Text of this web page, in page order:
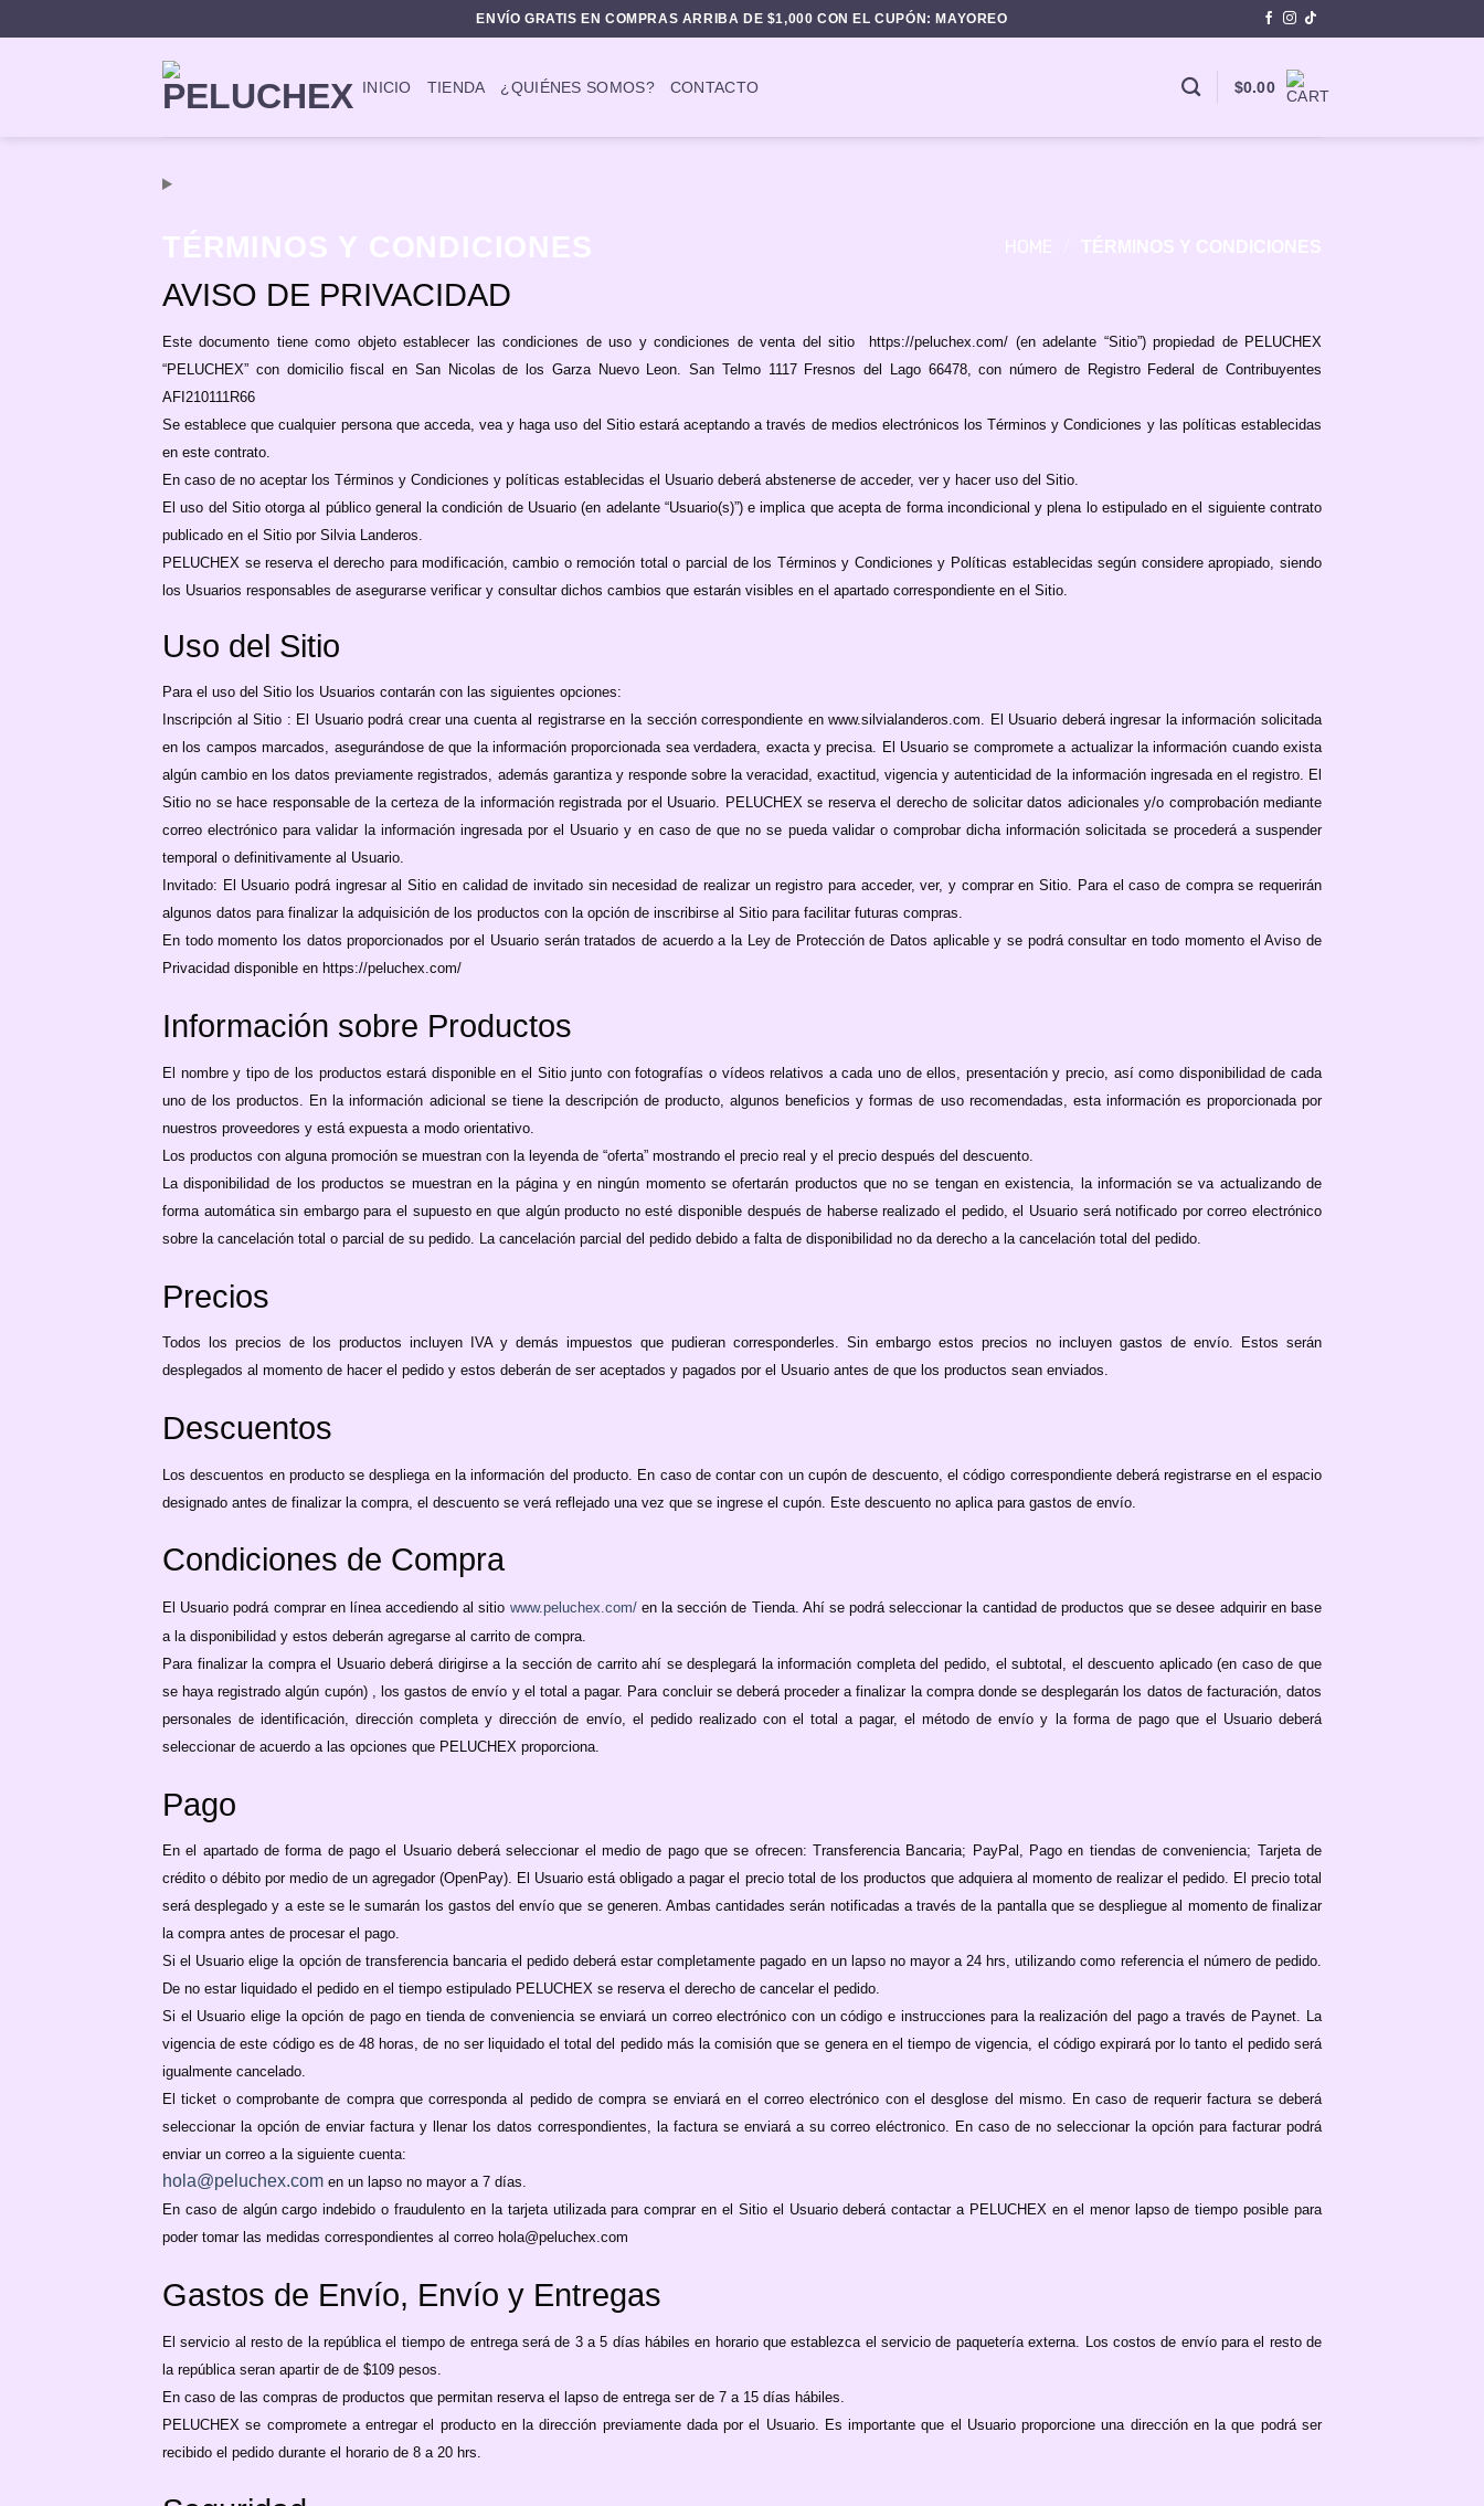
to
ENVÍO GRATIS EN COMPRAS ARRIBA DE $1,000 CON EL CUPÓN: MAYOREO
INICIO TIENDA ¿QUIÉNES SOMOS? CONTACTO $0.00
TÉRMINOS Y CONDICIONES HOME TÉRMINOS Y CONDICIONES
AVISO DE PRIVACIDAD
Este documento tiene como objeto establecer las condiciones de uso y condiciones de venta del sitio https://peluchex.com/ (en adelante “Sitio”) propiedad de PELUCHEX
“PELUCHEX” con domicilio fiscal en San Nicolas de los Garza Nuevo Leon. San Telmo 1117 Fresnos del Lago 66478, con número de Registro Federal de Contribuyentes
AFI210111R66
Se establece que cualquier persona que acceda, vea y haga uso del Sitio estará aceptando a través de medios electrónicos los Términos y Condiciones y las políticas establecidas
en este contrato.
En caso de no aceptar los Términos y Condiciones y políticas establecidas el Usuario deberá abstenerse de acceder, ver y hacer uso del Sitio.
El uso del Sitio otorga al público general la condición de Usuario (en adelante “Usuario(s)”) e implica que acepta de forma incondicional y plena lo estipulado en el siguiente contrato
publicado en el Sitio por Silvia Landeros.
PELUCHEX se reserva el derecho para modificación, cambio o remoción total o parcial de los Términos y Condiciones y Políticas establecidas según considere apropiado, siendo
los Usuarios responsables de asegurarse verificar y consultar dichos cambios que estarán visibles en el apartado correspondiente en el Sitio.
Uso del Sitio
Para el uso del Sitio los Usuarios contarán con las siguientes opciones:
Inscripción al Sitio : El Usuario podrá crear una cuenta al registrarse en la sección correspondiente en www.silvialanderos.com. El Usuario deberá ingresar la información solicitada
en los campos marcados, asegurándose de que la información proporcionada sea verdadera, exacta y precisa. El Usuario se compromete a actualizar la información cuando exista
algún cambio en los datos previamente registrados, además garantiza y responde sobre la veracidad, exactitud, vigencia y autenticidad de la información ingresada en el registro. El
Sitio no se hace responsable de la certeza de la información registrada por el Usuario. PELUCHEX se reserva el derecho de solicitar datos adicionales y/o comprobación mediante
correo electrónico para validar la información ingresada por el Usuario y en caso de que no se pueda validar o comprobar dicha información solicitada se procederá a suspender
temporal o definitivamente al Usuario.
Invitado: El Usuario podrá ingresar al Sitio en calidad de invitado sin necesidad de realizar un registro para acceder, ver, y comprar en Sitio. Para el caso de compra se requerirán
algunos datos para finalizar la adquisición de los productos con la opción de inscribirse al Sitio para facilitar futuras compras.
En todo momento los datos proporcionados por el Usuario serán tratados de acuerdo a la Ley de Protección de Datos aplicable y se podrá consultar en todo momento el Aviso de
Privacidad disponible en https://peluchex.com/
Información sobre Productos
El nombre y tipo de los productos estará disponible en el Sitio junto con fotografías o vídeos relativos a cada uno de ellos, presentación y precio, así como disponibilidad de cada
uno de los productos. En la información adicional se tiene la descripción de producto, algunos beneficios y formas de uso recomendadas, esta información es proporcionada por
nuestros proveedores y está expuesta a modo orientativo.
Los productos con alguna promoción se muestran con la leyenda de “oferta” mostrando el precio real y el precio después del descuento.
La disponibilidad de los productos se muestran en la página y en ningún momento se ofertarán productos que no se tengan en existencia, la información se va actualizando de
forma automática sin embargo para el supuesto en que algún producto no esté disponible después de haberse realizado el pedido, el Usuario será notificado por correo electrónico
sobre la cancelación total o parcial de su pedido. La cancelación parcial del pedido debido a falta de disponibilidad no da derecho a la cancelación total del pedido.
Precios
Todos los precios de los productos incluyen IVA y demás impuestos que pudieran corresponderles. Sin embargo estos precios no incluyen gastos de envío. Estos serán
desplegados al momento de hacer el pedido y estos deberán de ser aceptados y pagados por el Usuario antes de que los productos sean enviados.
Descuentos
Los descuentos en producto se despliega en la información del producto. En caso de contar con un cupón de descuento, el código correspondiente deberá registrarse en el espacio
designado antes de finalizar la compra, el descuento se verá reflejado una vez que se ingrese el cupón. Este descuento no aplica para gastos de envío.
Condiciones de Compra
El Usuario podrá comprar en línea accediendo al sitio www.peluchex.com/en la sección de Tienda. Ahí se podrá seleccionar la cantidad de productos que se desee adquirir en base
a la disponibilidad y estos deberán agregarse al carrito de compra.
Para finalizar la compra el Usuario deberá dirigirse a la sección de carrito ahí se desplegará la información completa del pedido, el subtotal, el descuento aplicado (en caso de que
se haya registrado algún cupón) , los gastos de envío y el total a pagar. Para concluir se deberá proceder a finalizar la compra donde se desplegarán los datos de facturación, datos
personales de identificación, dirección completa y dirección de envío, el pedido realizado con el total a pagar, el método de envío y la forma de pago que el Usuario deberá
seleccionar de acuerdo a las opciones que PELUCHEX proporciona.
Pago
En el apartado de forma de pago el Usuario deberá seleccionar el medio de pago que se ofrecen: Transferencia Bancaria; PayPal, Pago en tiendas de conveniencia; Tarjeta de
crédito o débito por medio de un agregador (OpenPay). El Usuario está obligado a pagar el precio total de los productos que adquiera al momento de realizar el pedido. El precio total
será desplegado y a este se le sumarán los gastos del envío que se generen. Ambas cantidades serán notificadas a través de la pantalla que se despliegue al momento de finalizar
la compra antes de procesar el pago.
Si el Usuario elige la opción de transferencia bancaria el pedido deberá estar completamente pagado en un lapso no mayor a 24 hrs, utilizando como referencia el número de pedido.
De no estar liquidado el pedido en el tiempo estipulado PELUCHEX se reserva el derecho de cancelar el pedido.
Si el Usuario elige la opción de pago en tienda de conveniencia se enviará un correo electrónico con un código e instrucciones para la realización del pago a través de Paynet. La
vigencia de este código es de 48 horas, de no ser liquidado el total del pedido más la comisión que se genera en el tiempo de vigencia, el código expirará por lo tanto el pedido será
igualmente cancelado.
El ticket o comprobante de compra que corresponda al pedido de compra se enviará en el correo electrónico con el desglose del mismo. En caso de requerir factura se deberá
seleccionar la opción de enviar factura y llenar los datos correspondientes, la factura se enviará a su correo eléctronico. En caso de no seleccionar la opción para facturar podrá
enviar un correo a la siguiente cuenta:
hola@peluchex.com en un lapso no mayor a 7 días.
En caso de algún cargo indebido o fraudulento en la tarjeta utilizada para comprar en el Sitio el Usuario deberá contactar a PELUCHEX en el menor lapso de tiempo posible para
poder tomar las medidas correspondientes al correo hola@peluchex.com
Gastos de Envío, Envío y Entregas
El servicio al resto de la república el tiempo de entrega será de 3 a 5 días hábiles en horario que establezca el servicio de paquetería externa. Los costos de envío para el resto de
la república seran apartir de de $109 pesos.
En caso de las compras de productos que permitan reserva el lapso de entrega ser de 7 a 15 días hábiles.
PELUCHEX se compromete a entregar el producto en la dirección previamente dada por el Usuario. Es importante que el Usuario proporcione una dirección en la que podrá ser
recibido el pedido durante el horario de 8 a 20 hrs.